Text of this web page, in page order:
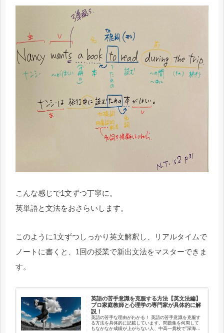
こんな感じで1文ずつ丁寧に。
英単語と文法をおさらいします。
このように1文ずつしっかり英文解釈し、リアルタイムで
ノートに書くと、1回の授業で新出文法をマスターできま
す。
英語の苦手意識を克服する方法【英文法編】
プロ家庭教師と心理学の専門家が具体的に解
説！
英語の苦手な理由がわかる！ 英語の苦手意識を克服す
る方法を具体的に記載しています。問題集を何周して
もなかなか成績が上がらない人、中高一貫校で"深海